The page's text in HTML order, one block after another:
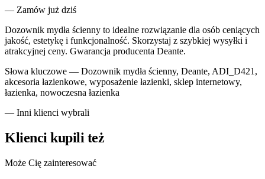
— Zamów już dziś
Dozownik mydła ścienny to idealne rozwiązanie dla osób ceniących
jakość, estetykę i funkcjonalność. Skorzystaj z szybkiej wysyłki i
atrakcyjnej ceny. Gwarancja producenta Deante.
Słowa kluczowe — Dozownik mydła ścienny, Deante, ADI_D421,
akcesoria łazienkowe, wyposażenie łazienki, sklep internetowy,
łazienka, nowoczesna łazienka
— Inni klienci wybrali
Klienci kupili też
Może Cię zainteresować